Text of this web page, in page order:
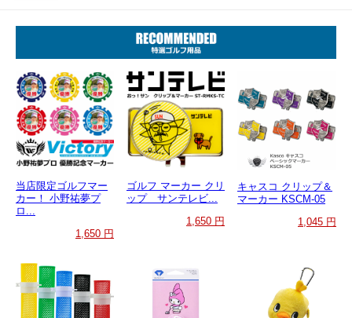
当店限定ゴルフマー
カー！ 小野祐夢プ
ロ...
1,650 円
ゴルフ マーカー クリ
ップ サンテレビ...
1,650 円
キャスコ クリップ＆
マーカー KSCM-05
1,045 円